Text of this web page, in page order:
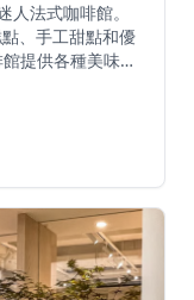
法式咖啡館。
、手工甜點和優
提供各種美味
Le Goûter為甜
的寶石為堅尼地